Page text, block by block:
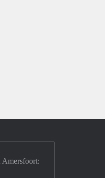
Amersfoort: